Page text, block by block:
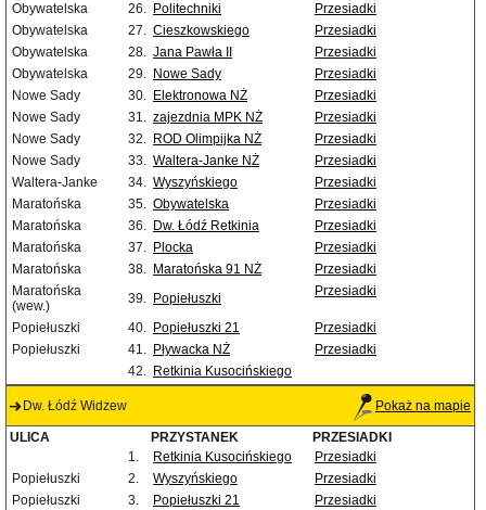
Obywatelska 26. Politechniki
Przesiadki
Obywatelska
27. Cieszkowskiego
Przesiadki
Obywatelska
28. Jana Pawła II
Przesiadki
Obywatelska
29. Nowe Sady
Przesiadki
Nowe Sady
30. Elektronowa NŻ
Przesiadki
Nowe Sady
31. zajezdnia MPK NŻ
Przesiadki
Nowe Sady
32. ROD Olimpijka NŻ
Przesiadki
Nowe Sady
33. Waltera-Janke NŻ
Przesiadki
Waltera-Janke
34. Wyszyńskiego
Przesiadki
Maratońska
35. Obywatelska
Przesiadki
Maratońska
36. Dw. Łódź Retkinia
Przesiadki
Maratońska
37. Plocka
Przesiadki
Maratońska
38. Maratońska 91 NŻ
Przesiadki
Maratońska
(wew.)
39. Popiełuszki Przesiadki
Popiełuszki 40. Popiełuszki 21
Przesiadki
Popiełuszki
41. Pływacka NŻ
Przesiadki
42. Retkinia Kusocińskiego
Dw. Łódź Widzew Pokaż na mapie
ULICA PRZYSTANEK
PRZESIADKI
1.
Retkinia Kusocińskiego
Przesiadki
Popiełuszki
2. Wyszyńskiego
Przesiadki
Popiełuszki
3. Popiełuszki 21
Przesiadki